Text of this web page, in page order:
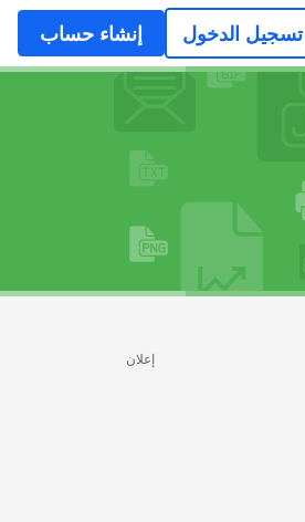
تسجيل الدخول إنشاء حساب
إعلان